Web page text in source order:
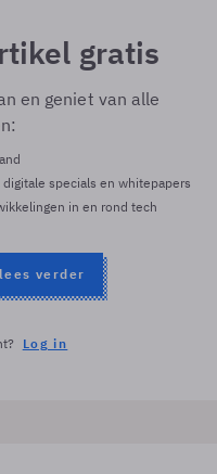
gratis
en geniet van alle
specials en whitepapers
in en rond tech
verder
Log in